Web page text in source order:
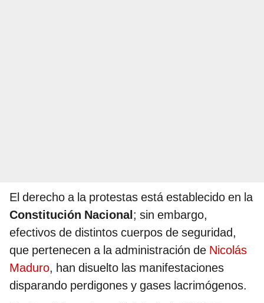
El derecho a la protestas está establecido en la
Constitución Nacional; sin embargo,
efectivos de distintos cuerpos de seguridad,
que pertenecen a la administración de Nicolás
Maduro, han disuelto las manifestaciones
disparando perdigones y gases lacrimógenos.